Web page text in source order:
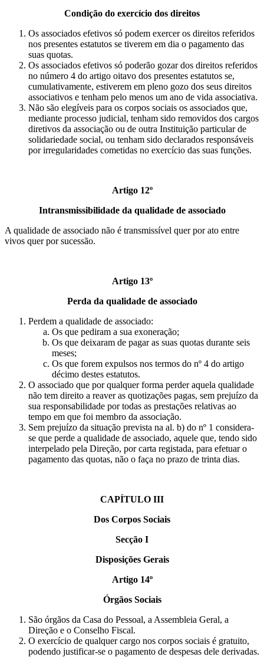
Condição do exercício dos direitos
Os associados efetivos só podem exercer os direitos referidos
nos presentes estatutos se tiverem em dia o pagamento das
suas quotas.
Os associados efetivos só poderão gozar dos direitos referidos
no número 4 do artigo oitavo dos presentes estatutos se,
cumulativamente, estiverem em pleno gozo dos seus direitos
associativos e tenham pelo menos um ano de vida associativa.
Não são elegíveis para os corpos sociais os associados que,
mediante processo judicial, tenham sido removidos dos cargos
diretivos da associação ou de outra Instituição particular de
solidariedade social, ou tenham sido declarados responsáveis
por irregularidades cometidas no exercício das suas funções.
Artigo 12º
Intransmissibilidade da qualidade de associado
A qualidade de associado não é transmissível quer por ato entre
vivos quer por sucessão.
Artigo 13º
Perda da qualidade de associado
Perdem a qualidade de associado:
Os que pediram a sua exoneração;
Os que deixaram de pagar as suas quotas durante seis
meses;
Os que forem expulsos nos termos do nº 4 do artigo
décimo destes estatutos.
O associado que por qualquer forma perder aquela qualidade
não tem direito a reaver as quotizações pagas, sem prejuízo da
sua responsabilidade por todas as prestações relativas ao
tempo em que foi membro da associação.
Sem prejuízo da situação prevista na al. b) do nº 1 considera-
se que perde a qualidade de associado, aquele que, tendo sido
interpelado pela Direção, por carta registada, para efetuar o
pagamento das quotas, não o faça no prazo de trinta dias.
CAPÍTULO III
Dos Corpos Sociais
Secção I
Disposições Gerais
Artigo 14º
Órgãos Sociais
São órgãos da Casa do Pessoal, a Assembleia Geral, a
Direção e o Conselho Fiscal.
O exercício de qualquer cargo nos corpos sociais é gratuito,
podendo justificar-se o pagamento de despesas dele derivadas.